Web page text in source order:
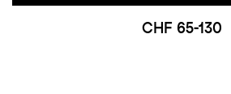
CHF 65-130